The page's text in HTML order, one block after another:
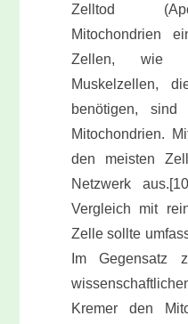
Zelltod
Mitochondrien
Zellen, wie
Muskelzellen,
benötigen,
Mitochondrien.
den meisten
Netzwerk
Vergleich mit
Zelle sollte
Im Gegensatz
Kremer den